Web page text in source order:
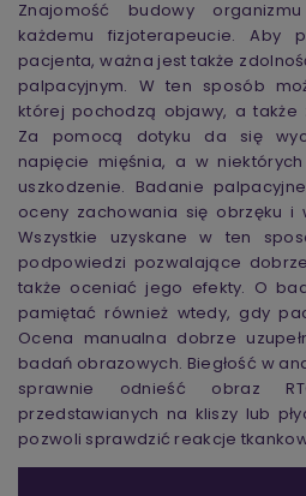
Znajomość budowy
każdemu fizjoterapeucie. Aby
pacjenta, ważna jest także
palpacyjnym. W ten sposób
której pochodzą objawy, a także
Za pomocą dotyku da się
napięcie mięśnia, a w
uszkodzenie. Badanie
oceny zachowania się obrzęku i
Wszystkie uzyskane w ten
podpowiedzi pozwalające
także oceniać jego efekty. O
pamiętać również wtedy, gdy
Ocena manualna dobrze
badań obrazowych. Biegłość w
sprawnie odnieść obraz
przedstawianych na kliszy lub
pozwoli sprawdzić reakcje